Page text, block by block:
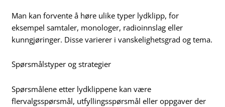
Man kan forvente å høre ulike typer lydklipp, for
eksempel samtaler, monologer, radioinnslag eller
kunngjøringer. Disse varierer i vanskelighetsgrad og tema.
Spørsmålstyper og strategier
Spørsmålene etter lydklippene kan være
flervalgsspørsmål, utfyllingsspørsmål eller oppgaver der